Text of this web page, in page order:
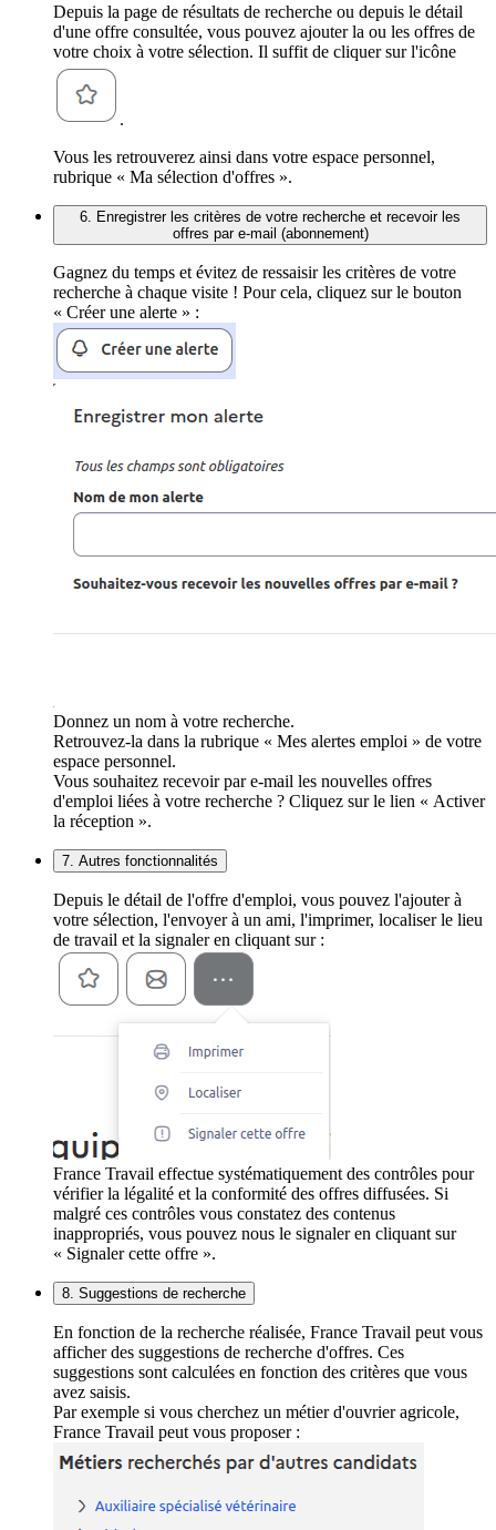
Depuis la page de résultats de recherche ou depuis le détail
d'une offre consultée, vous pouvez ajouter la ou les offres de
votre choix à votre sélection. Il suffit de cliquer sur l'icône
.
Vous les retrouverez ainsi dans votre espace personnel,
rubrique « Ma sélection d'offres ».
6. Enregistrer les critères de votre recherche et recevoir les
offres par e-mail (abonnement)
Gagnez du temps et évitez de ressaisir les critères de votre
recherche à chaque visite ! Pour cela, cliquez sur le bouton
« Créer une alerte » :
Donnez un nom à votre recherche.
Retrouvez-la dans la rubrique « Mes alertes emploi » de votre
espace personnel.
Vous souhaitez recevoir par e-mail les nouvelles offres
d'emploi liées à votre recherche ? Cliquez sur le lien « Activer
la réception ».
7. Autres fonctionnalités
Depuis le détail de l'offre d'emploi, vous pouvez l'ajouter à
votre sélection, l'envoyer à un ami, l'imprimer, localiser le lieu
de travail et la signaler en cliquant sur :
France Travail effectue systématiquement des contrôles pour
vérifier la légalité et la conformité des offres diffusées. Si
malgré ces contrôles vous constatez des contenus
inappropriés, vous pouvez nous le signaler en cliquant sur
« Signaler cette offre ».
8. Suggestions de recherche
En fonction de la recherche réalisée, France Travail peut vous
afficher des suggestions de recherche d'offres. Ces
suggestions sont calculées en fonction des critères que vous
avez saisis.
Par exemple si vous cherchez un métier d'ouvrier agricole,
France Travail peut vous proposer :